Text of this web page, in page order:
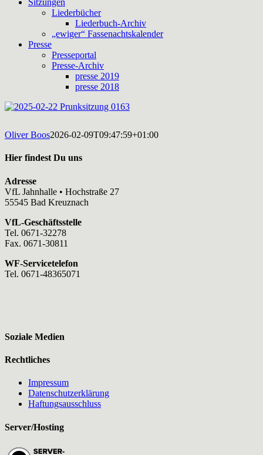
Sitzungen
Liederbücher
Liederbuch-Archiv
„ewiger“ Fassenachtskalender
Presse
Presseportal
Presse-Archiv
presse 2019
presse 2018
Oliver Boos2026-02-09T09:47:59+01:00
Hier findest Du uns
Adresse
VfL Jahnhalle • Hochstraße 27
55545 Bad Kreuznach
VfL-Geschäftsstelle
Tel. 0671-32278
Fax. 0671-30811
WF-Servicetelefon
Tel. 0671-48365071
Soziale Medien
Rechtliches
Impressum
Datenschutzerklärung
Haftungsausschluss
Server/Hosting